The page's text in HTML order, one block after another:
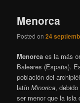
Menorca
Posted on24
Menorca es la más
Baleares (España).
población del
latínMinorica,
ser menor que la isla